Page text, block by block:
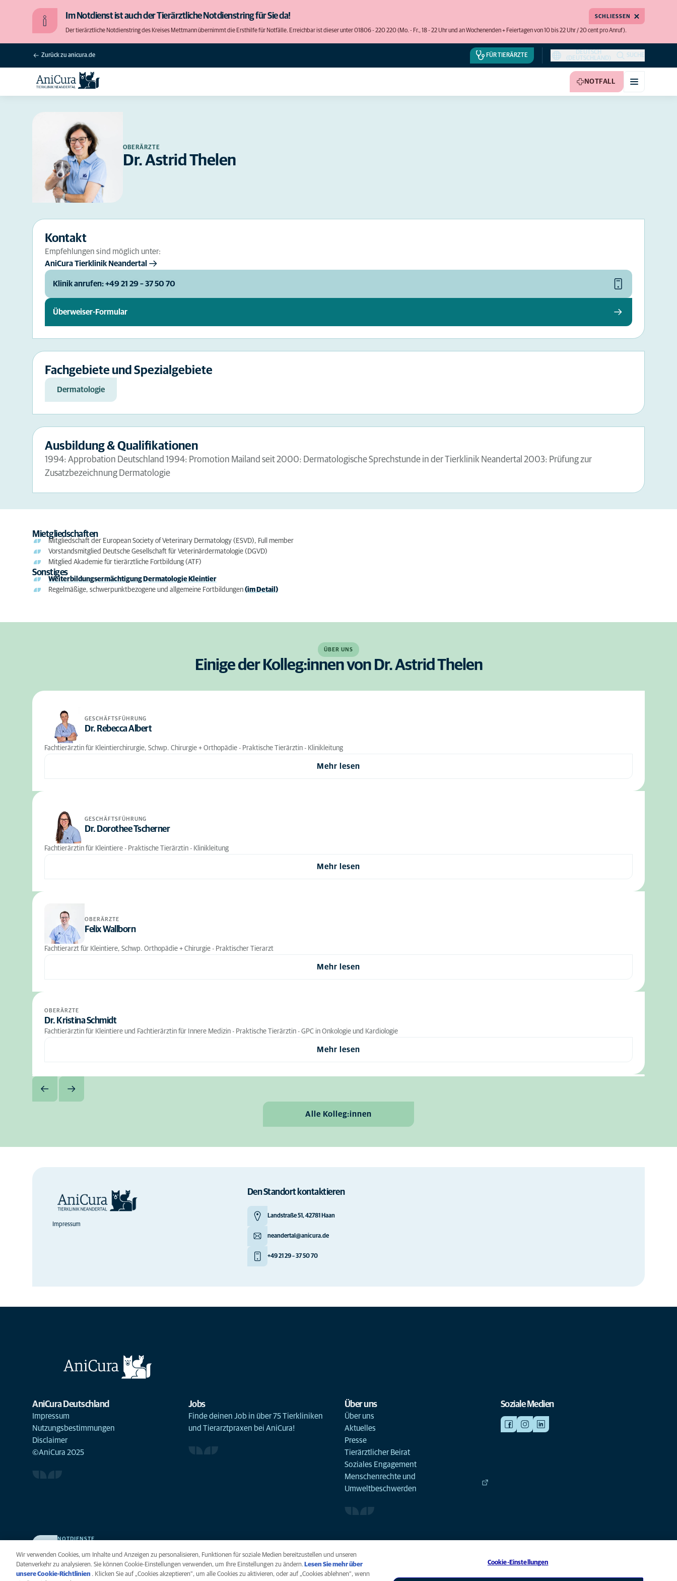
Im Notdienst ist auch der Tierärztliche Notdienstring für Sie da!
Der tierärztliche Notdienstring des Kreises Mettmann übernimmt die Ersthilfe für Notfälle. Erreichbar ist dieser unter 01806 - 220 220 (Mo. - Fr., 18 - 22 Uhr und an Wochenenden + Feiertagen von 10 bis 22 Uhr / 20 cent pro Anruf).
SCHLIESSEN
Zurück zu anicura.de FÜR TIERÄRZTE
DEUTSCH
(DEUTSCHLAND)
SUCHE
NOTFALL
OBERÄRZTE
Dr. Astrid Thelen
Kontakt
Empfehlungen sind möglich unter:
AniCura Tierklinik Neandertal
Klinik anrufen: +49 21 29 – 37 50 70
Überweiser-Formular
Fachgebiete und Spezialgebiete
Dermatologie
Ausbildung & Qualifikationen
1994: Approbation Deutschland 1994: Promotion Mailand seit 2000: Dermatologische Sprechstunde in der Tierklinik Neandertal 2003: Prüfung zur
Zusatzbezeichnung Dermatologie
Mietgliedschaften
Mitgliedschaft der European Society of Veterinary Dermatology (ESVD), Full member
Vorstandsmitglied Deutsche Gesellschaft für Veterinärdermatologie (DGVD)
Mitglied Akademie für tierärztliche Fortbildung (ATF)
Sonstiges
Weiterbildungsermächtigung Dermatologie Kleintier
Regelmäßige, schwerpunktbezogene und allgemeine Fortbildungen (im Detail)
ÜBER UNS
Einige der Kolleg:innen von Dr. Astrid Thelen
GESCHÄFTSFÜHRUNG
Dr. Rebecca Albert
Fachtierärztin für Kleintierchirurgie, Schwp. Chirurgie + Orthopädie - Praktische Tierärztin - Klinikleitung
Mehr lesen
GESCHÄFTSFÜHRUNG
Dr. Dorothee Tscherner
Fachtierärztin für Kleintiere - Praktische Tierärztin - Klinikleitung
Mehr lesen
OBERÄRZTE
Felix Wallborn
Fachtierarzt für Kleintiere, Schwp. Orthopädie + Chirurgie - Praktischer Tierarzt
Mehr lesen
OBERÄRZTE
Dr. Kristina Schmidt
Fachtierärztin für Kleintiere und Fachtierärztin für Innere Medizin - Praktische Tierärztin - GPC in Onkologie und Kardiologie
Mehr lesen
Alle Kolleg:innen
Impressum
Den Standort kontaktieren
Landstraße 51, 42781 Haan
neandertal@anicura.de
+49 21 29 – 37 50 70
AniCura Deutschland
Impressum
Nutzungsbestimmungen
Disclaimer
©AniCura 2025
Jobs
Finde deinen Job in über 75 Tierkliniken
und Tierarztpraxen bei AniCura!
Über uns
Über uns
Aktuelles
Presse
Tierärztlicher Beirat
Soziales Engagement
Menschenrechte und
Umweltbeschwerden
Soziale Medien
NOTDIENSTE
Weil Ihr Tier die beste Versorgung verdient.
Wir verwenden Cookies, um Inhalte und Anzeigen zu personalisieren, Funktionen für soziale Medien bereitzustellen und unseren
Datenverkehr zu analysieren. Sie können Cookie-Einstellungen verwenden, um Ihre Einstellungen zu ändern. Lesen Sie mehr über
unsere Cookie-Richtlinien (opens in a new tab)
. Klicken Sie auf „Cookies akzeptieren“, um alle Cookies zu aktivieren, oder auf „Cookies ablehnen“, wenn
Cookie-Einstellungen